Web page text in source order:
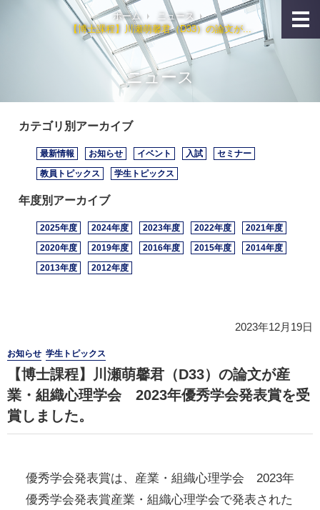
ホーム
ニュース
【博士課程】川瀬萌馨君（D33）の論文が...
ニュース
カテゴリ別アーカイブ
最新情報 お知らせ イベント 入試
セミナー
教員トピックス
学生トピックス
年度別アーカイブ
2025年度 2024年度 2023年度 2022年度
2021年度
2020年度
2019年度 2016年度 2015年度
2014年度
2013年度
2012年度
2023年12月19日
お知らせ 学生トピックス
【博士課程】川瀬萌馨君（D33）の論文が産
業・組織心理学会 2023年優秀学会発表賞を受
賞しました。
優秀学会発表賞は、産業・組織心理学会 2023年
優秀学会発表賞産業・組織心理学会で発表された